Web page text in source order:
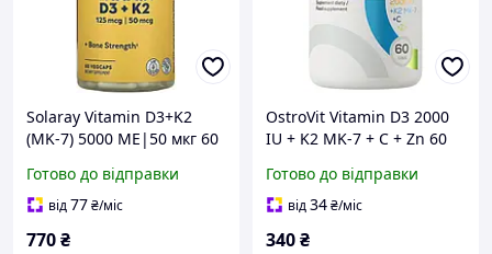
Solaray Vitamin D3+K2
(MK-7) 5000 ME|50 мкг 60
Готово до відправки
від77₴/міс
770₴
OstroVit Vitamin D3 2000
IU + K2 MK-7 + C + Zn 60
Готово до відправки
від34₴/міс
340₴